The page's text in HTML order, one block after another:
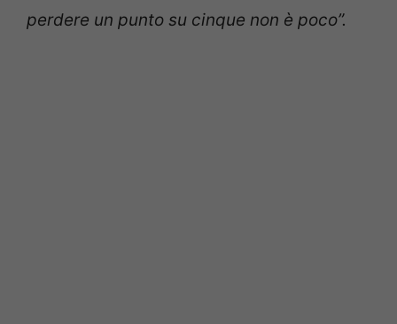
perdere un punto su cinque non è poco”.